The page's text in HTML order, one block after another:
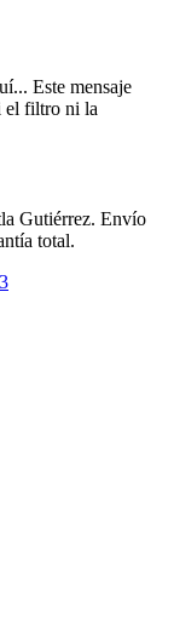
Este mensaje
el filtro ni la
Gutiérrez. Envío
total.